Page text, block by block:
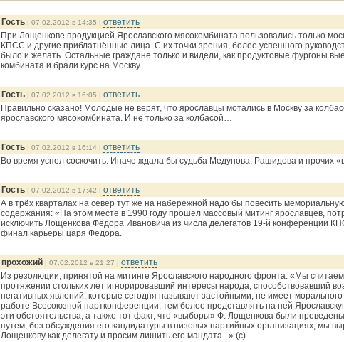
Гость| 07.02.2012 в 14:35 | ответить
При Лощенкове продукцией Ярославского мясокомбината пользовались только
КПСС и другие приблатнённые лица. С их точки зрения, более успешного
было и желать. Остальные граждане только и видели, как продуктовые фургоны
комбината и брали курс на Москву.
Гость| 07.02.2012 в 16:05 | ответить
Правильно сказано! Молодые не верят, что ярославцы мотались в Москву за
ярославского мясокомбината. И не только за колбасой…
Гость| 07.02.2012 в 16:14 | ответить
Во время успел соскочить. Иначе ждала бы судьба Медунова, Рашидова и прочих
Гость| 07.02.2012 в 17:42 | ответить
А в трёх кварталах на север тут же на набережной надо бы повесить мемориальную
содержания: «На этом месте в 1990 году прошёл массовый митинг ярославцев,
исключить Лощенкова Фёдора Ивановича из числа делегатов 19-й конференции
финал карьеры царя Фёдора.
прохожий| 07.02.2012 в 21:27 | ответить
Из резолюции, принятой на митинге Ярославского народного фронта: «Мы
протяжении стольких лет игнорировавший интересы народа, способствовавший
негативных явлений, которые сегодня называют застойными, не имеет морального
работе Всесоюзной партконференции, тем более представлять на ней
эти обстоятельства, а также тот факт, что «выборы» Ф. Лощенкова были
путем, без обсуждения его кандидатуры в низовых партийных организациях, мы
Лощенкову как делегату и просим лишить его мандата...» (с).